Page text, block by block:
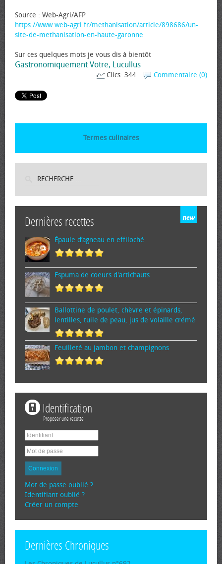
Source : Web-Agri/AFP
https://www.web-agri.fr/methanisation/article/898686/un-
site-de-methanisation-en-haute-garonne
Sur ces quelques mots je vous dis à bientôt
Gastronomiquement Votre, Lucullus
Commentaire (0)
Clics: 344
Termes culinaires
Dernières recettes
Épaule d’agneau en effiloché
Espuma de cœurs d'artichauts
Ballottine de poulet, chèvre et épinards,
lentilles, tuile de peau, jus de volaille crémé
Feuilleté au jambon et champignons
Identification
Proposer une recette
Connexion
Mot de passe oublié ?
Identifiant oublié ?
Créer un compte
Dernières Chroniques